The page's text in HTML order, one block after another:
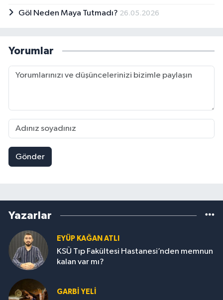
Göl Neden Maya Tutmadı? 26.05.2026
Yorumlar
Gönder
Yazarlar
EYÜP KAĞAN ATLI
KSÜ Tıp Fakültesi Hastanesi’nden memnun
kalan var mı?
GARBI YELI